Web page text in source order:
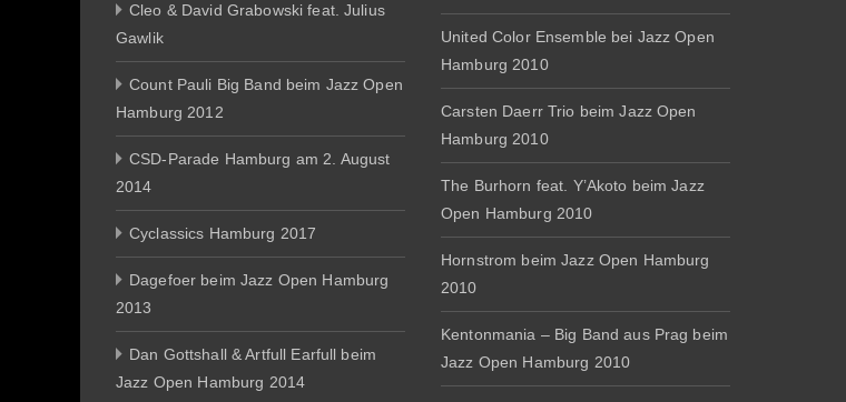
Cleo & David Grabowski feat. Julius
Gawlik
Count Pauli Big Band beim Jazz Open
Hamburg 2012
CSD-Parade Hamburg am 2. August
2014
Cyclassics Hamburg 2017
Dagefoer beim Jazz Open Hamburg
2013
Dan Gottshall & Artfull Earfull beim
Jazz Open Hamburg 2014
United Color Ensemble bei Jazz Open
Hamburg 2010
Carsten Daerr Trio beim Jazz Open
Hamburg 2010
The Burhorn feat. Y’Akoto beim Jazz
Open Hamburg 2010
Hornstrom beim Jazz Open Hamburg
2010
Kentonmania – Big Band aus Prag beim
Jazz Open Hamburg 2010